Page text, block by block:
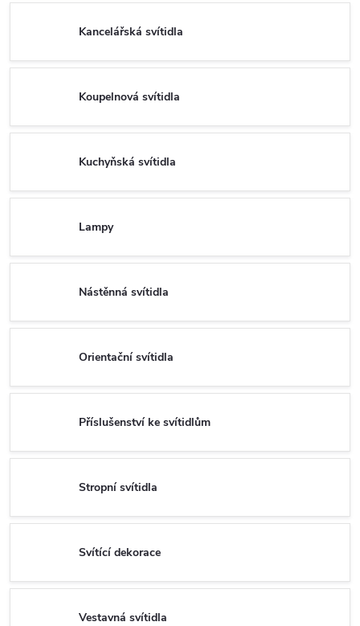
Kancelářská svítidla
Koupelnová svítidla
Kuchyňská svítidla
Lampy
Nástěnná svítidla
Orientační svítidla
Příslušenství ke svítidlům
Stropní svítidla
Svítící dekorace
Vestavná svítidla